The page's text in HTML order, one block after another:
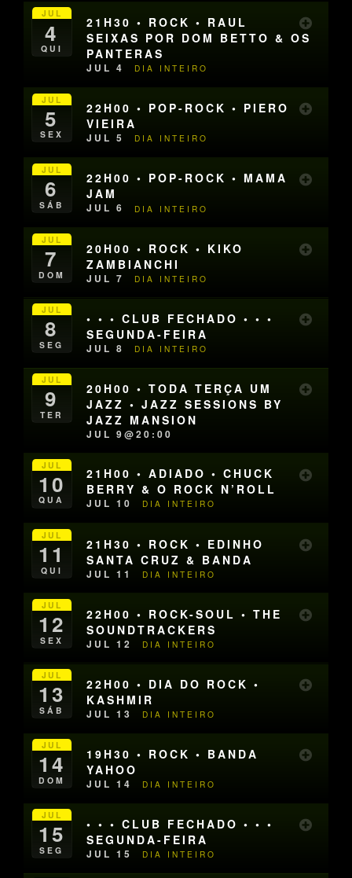
JUL
4
QUI
21H30 • ROCK • RAUL
SEIXAS POR DOM BETTO & OS
PANTERAS
JUL 4 DIA INTEIRO
JUL
5
SEX
22H00 • POP-ROCK • PIERO
VIEIRA
JUL 5 DIA INTEIRO
JUL
6
SÁB
22H00 • POP-ROCK • MAMA
JAM
JUL 6 DIA INTEIRO
JUL
7
DOM
20H00 • ROCK • KIKO
ZAMBIANCHI
JUL 7 DIA INTEIRO
JUL
8
SEG
• • • CLUB FECHADO • • •
SEGUNDA-FEIRA
JUL 8 DIA INTEIRO
JUL
9
TER
20H00 • TODA TERÇA UM
JAZZ • JAZZ SESSIONS BY
JAZZ MANSION
JUL 9@20:00
JUL
10
QUA
21H00 • ADIADO • CHUCK
BERRY & O ROCK N’ROLL
JUL 10 DIA INTEIRO
JUL
11
QUI
21H30 • ROCK • EDINHO
SANTA CRUZ & BANDA
JUL 11 DIA INTEIRO
JUL
12
SEX
22H00 • ROCK-SOUL • THE
SOUNDTRACKERS
JUL 12 DIA INTEIRO
JUL
13
SÁB
22H00 • DIA DO ROCK •
KASHMIR
JUL 13 DIA INTEIRO
JUL
14
DOM
19H30 • ROCK • BANDA
YAHOO
JUL 14 DIA INTEIRO
JUL
15
SEG
• • • CLUB FECHADO • • •
SEGUNDA-FEIRA
JUL 15 DIA INTEIRO